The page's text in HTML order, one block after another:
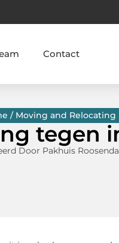
Contact
/ Moving and Relocating
tegen
Door Pakhuis